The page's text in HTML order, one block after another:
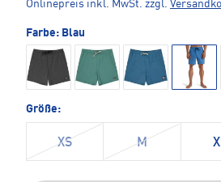
Onlinepreis inkl. MwSt. zzgl.
Farbe: Blau
Größe:
XS M